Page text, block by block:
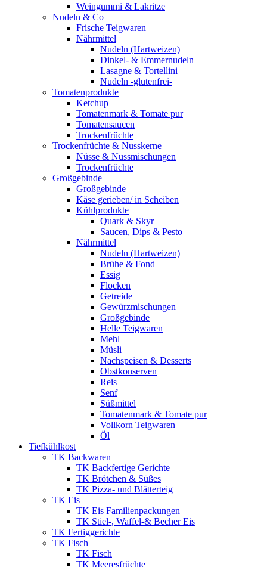
Weingummi & Lakritze
Nudeln & Co
Frische Teigwaren
Nährmittel
Nudeln (Hartweizen)
Dinkel- & Emmernudeln
Lasagne & Tortellini
Nudeln -glutenfrei-
Tomatenprodukte
Ketchup
Tomatenmark & Tomate pur
Tomatensaucen
Trockenfrüchte
Trockenfrüchte & Nusskerne
Nüsse & Nussmischungen
Trockenfrüchte
Großgebinde
Großgebinde
Käse gerieben/ in Scheiben
Kühlprodukte
Quark & Skyr
Saucen, Dips & Pesto
Nährmittel
Nudeln (Hartweizen)
Brühe & Fond
Essig
Flocken
Getreide
Gewürzmischungen
Großgebinde
Helle Teigwaren
Mehl
Müsli
Nachspeisen & Desserts
Obstkonserven
Reis
Senf
Süßmittel
Tomatenmark & Tomate pur
Vollkorn Teigwaren
Öl
Tiefkühlkost
TK Backwaren
TK Backfertige Gerichte
TK Brötchen & Süßes
TK Pizza- und Blätterteig
TK Eis
TK Eis Familienpackungen
TK Stiel-, Waffel-& Becher Eis
TK Fertiggerichte
TK Fisch
TK Fisch
TK Meeresfrüchte